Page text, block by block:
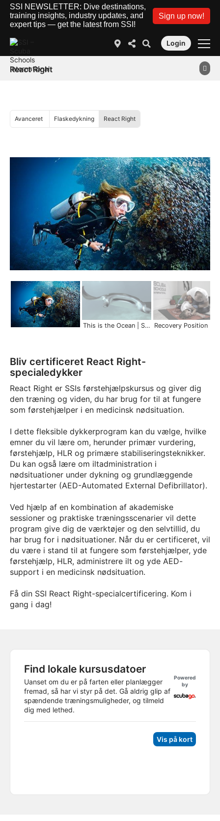
SSI NEWSLETTER: Dive destinations,
training insights, industry updates, and
expert tips — get the latest from SSI!
Sign up now!
Login
React Right
Avanceret Flaskedykning React Right
© Mares
This is the Ocean | Scuba Schools International
Bliv certificeret React Right-
specialedykker
React Right er SSIs førstehjælpskursus og giver dig
den træning og viden, du har brug for til at fungere
som førstehjælper i en medicinsk nødsituation.
I dette fleksible dykkerprogram kan du vælge, hvilke
emner du vil lære om, herunder primær vurdering,
førstehjælp, HLR og primære stabiliseringsteknikker.
Du kan også lære om iltadministration i
nødsituationer under dykning og grundlæggende
hjertestarter (AED-Automated External Defibrillator).
Ved hjælp af en kombination af akademiske
sessioner og praktiske træningsscenarier vil dette
program give dig de værktøjer og den selvtillid, du
har brug for i nødsituationer. Når du er certificeret, vil
du være i stand til at fungere som førstehjælper, yde
førstehjælp, HLR, administrere ilt og yde AED-
support i en medicinsk nødsituation.
Få din SSI React Right-specialcertificering. Kom i
gang i dag!
Find lokale kursusdatoer
Uanset om du er på farten eller planlægger
fremad, så har vi styr på det. Gå aldrig glip af
spændende træningsmuligheder, og tilmeld
dig med lethed.
Powered
by
Vis på kort